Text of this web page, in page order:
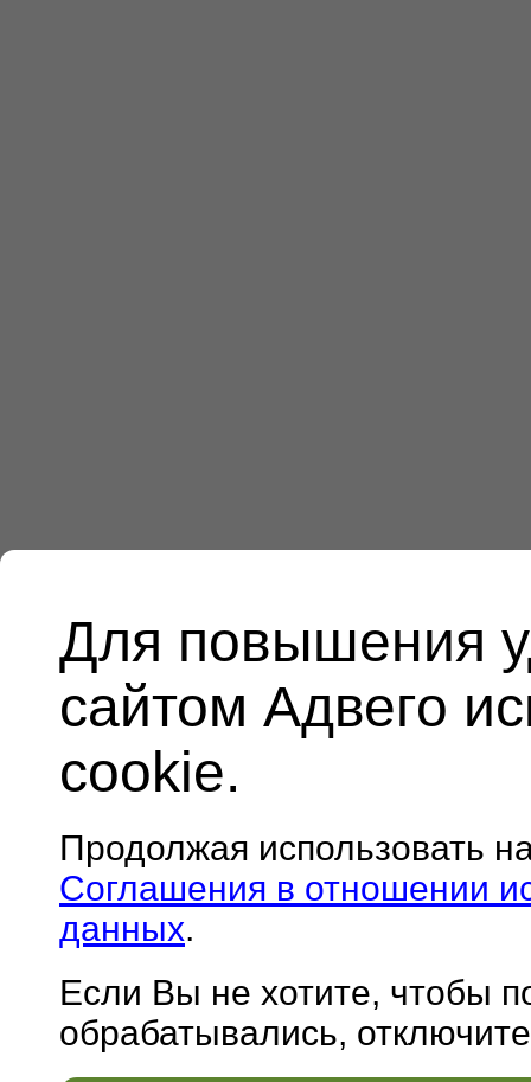
Для повышения
сайтом Адвего
cookie.
Продолжая использовать
Соглашения в отношении
данных.
Если Вы не хотите, чтобы
обрабатывались,